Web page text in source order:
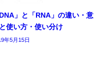
DNA」と「RNA」の違い・意
使い方・使い分け
年5月15日